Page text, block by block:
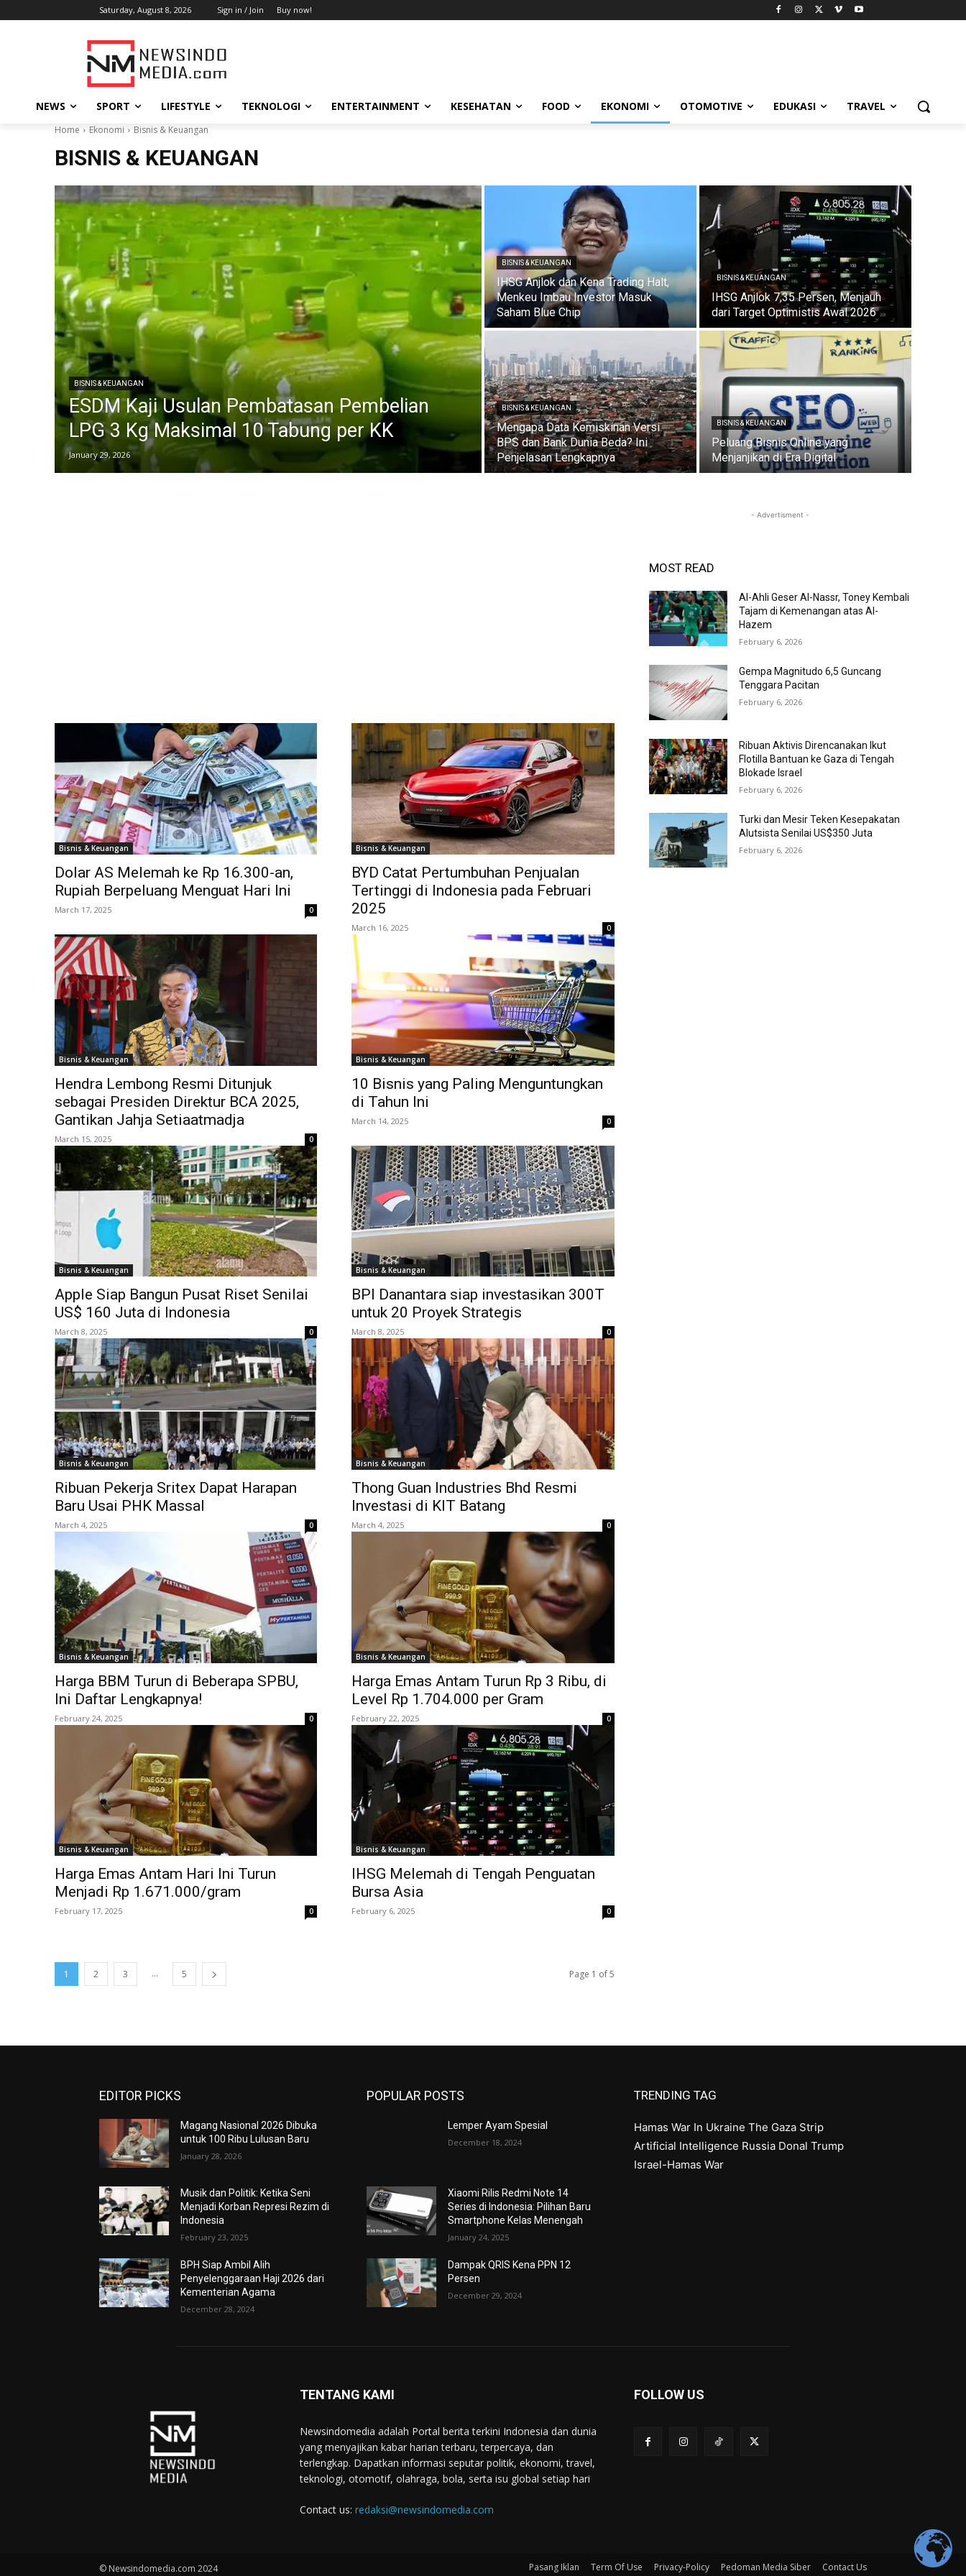
Saturday, August 8, 2026 Sign in / Join Buy now!
NEWS SPORT LIFESTYLE TEKNOLOGI ENTERTAINMENT KESEHATAN FOOD EKONOMI OTOMOTIVE EDUKASI TRAVEL
Home Ekonomi Bisnis & Keuangan
BISNIS & KEUANGAN
BISNIS & KEUANGAN
ESDM Kaji Usulan Pembatasan Pembelian
LPG 3 Kg Maksimal 10 Tabung per KK
January 29, 2026
BISNIS & KEUANGAN
IHSG Anjlok dan Kena Trading Halt,
Menkeu Imbau Investor Masuk
Saham Blue Chip
BISNIS & KEUANGAN
IHSG Anjlok 7,35 Persen, Menjauh
dari Target Optimistis Awal 2026
BISNIS & KEUANGAN
Mengapa Data Kemiskinan Versi
BPS dan Bank Dunia Beda? Ini
Penjelasan Lengkapnya
BISNIS & KEUANGAN
Peluang Bisnis Online yang
Menjanjikan di Era Digital
Bisnis & Keuangan
Dolar AS Melemah ke Rp 16.300-an,
Rupiah Berpeluang Menguat Hari Ini
March 17, 2025 0
Bisnis & Keuangan
BYD Catat Pertumbuhan Penjualan
Tertinggi di Indonesia pada Februari
2025
March 16, 2025 0
Bisnis & Keuangan
Hendra Lembong Resmi Ditunjuk
sebagai Presiden Direktur BCA 2025,
Gantikan Jahja Setiaatmadja
March 15, 2025 0
Bisnis & Keuangan
10 Bisnis yang Paling Menguntungkan
di Tahun Ini
March 14, 2025 0
Bisnis & Keuangan
Apple Siap Bangun Pusat Riset Senilai
US$ 160 Juta di Indonesia
March 8, 2025 0
Bisnis & Keuangan
BPI Danantara siap investasikan 300T
untuk 20 Proyek Strategis
March 8, 2025 0
Bisnis & Keuangan
Ribuan Pekerja Sritex Dapat Harapan
Baru Usai PHK Massal
March 4, 2025 0
Bisnis & Keuangan
Thong Guan Industries Bhd Resmi
Investasi di KIT Batang
March 4, 2025 0
Bisnis & Keuangan
Harga BBM Turun di Beberapa SPBU,
Ini Daftar Lengkapnya!
February 24, 2025 0
Bisnis & Keuangan
Harga Emas Antam Turun Rp 3 Ribu, di
Level Rp 1.704.000 per Gram
February 22, 2025 0
Bisnis & Keuangan
Harga Emas Antam Hari Ini Turun
Menjadi Rp 1.671.000/gram
February 17, 2025 0
Bisnis & Keuangan
IHSG Melemah di Tengah Penguatan
Bursa Asia
February 6, 2025 0
1 2 3 ... 5 Page 1 of 5
- Advertisment -
MOST READ
Al-Ahli Geser Al-Nassr, Toney Kembali
Tajam di Kemenangan atas Al-
Hazem
February 6, 2026
Gempa Magnitudo 6,5 Guncang
Tenggara Pacitan
February 6, 2026
Ribuan Aktivis Direncanakan Ikut
Flotilla Bantuan ke Gaza di Tengah
Blokade Israel
February 6, 2026
Turki dan Mesir Teken Kesepakatan
Alutsista Senilai US$350 Juta
February 6, 2026
EDITOR PICKS
Magang Nasional 2026 Dibuka
untuk 100 Ribu Lulusan Baru
January 28, 2026
Musik dan Politik: Ketika Seni
Menjadi Korban Represi Rezim di
Indonesia
February 23, 2025
BPH Siap Ambil Alih
Penyelenggaraan Haji 2026 dari
Kementerian Agama
December 28, 2024
POPULAR POSTS
Lemper Ayam Spesial
December 18, 2024
Xiaomi Rilis Redmi Note 14
Series di Indonesia: Pilihan Baru
Smartphone Kelas Menengah
January 24, 2025
Dampak QRIS Kena PPN 12
Persen
December 29, 2024
TRENDING TAG
Hamas War In Ukraine The Gaza Strip
Artificial Intelligence Russia Donal Trump
Israel-Hamas War
TENTANG KAMI
Newsindomedia adalah Portal berita terkini Indonesia dan dunia
yang menyajikan kabar harian terbaru, terpercaya, dan
terlengkap. Dapatkan informasi seputar politik, ekonomi, travel,
teknologi, otomotif, olahraga, bola, serta isu global setiap hari
Contact us: redaksi@newsindomedia.com
FOLLOW US
© Newsindomedia.com 2024 Pasang Iklan Term Of Use Privacy-Policy Pedoman Media Siber Contact Us